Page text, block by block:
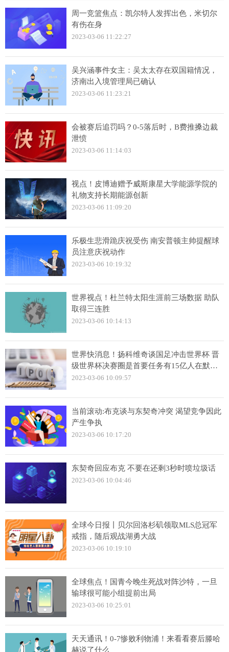
周一竞篮焦点：凯尔特人发挥出色，米切尔
有伤在身
2023-03-06 11:22:27
吴兴涵事件女主：吴太太存在双国籍情况，
济南出入境管理局已确认
2023-03-06 11:23:21
会被赛后追罚吗？0-5落后时，B费推搡边裁
泄愤
2023-03-06 11:14:03
视点！皮博迪赠予威斯康星大学能源学院的
礼物支持长期能源创新
2023-03-06 11:09:20
乐极生悲滑跪庆祝受伤 南安普顿主帅提醒球
员注意庆祝动作
2023-03-06 10:19:32
世界视点！杜兰特太阳生涯前三场数据 助队
取得三连胜
2023-03-06 10:14:13
世界快消息！扬科维奇谈国足冲击世界杯 晋
级世界杯决赛圈是首要任务有15亿人在默默
关注
2023-03-06 10:09:57
当前滚动:布克谈与东契奇冲突 渴望竞争因此
产生争执
2023-03-06 10:17:20
东契奇回应布克 不要在还剩3秒时喷垃圾话
2023-03-06 10:04:46
全球今日报丨贝尔回洛杉矶领取MLS总冠军
戒指，随后观战湖勇大战
2023-03-06 10:19:10
全球焦点！国青今晚生死战对阵沙特，一旦
输球很可能小组提前出局
2023-03-06 10:25:01
天天通讯！0-7惨败利物浦！来看看赛后滕哈
赫说了什么